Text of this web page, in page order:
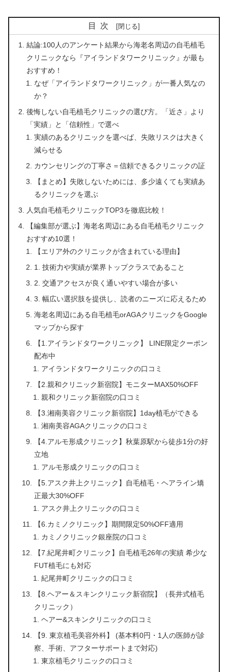
目次
結論:100人のアンケート結果から海老名周辺の自毛植毛
クリニックなら『アイランドタワークリニック』が最も
おすすめ！
なぜ「アイランドタワークリニック」が一番人気なの
か？
後悔しない自毛植毛クリニックの選び方。「近さ」より
「実績」と「信頼性」で選べ
実績のあるクリニックを選べば、失敗リスクは大きく
減らせる
カウンセリングの丁寧さ＝信頼できるクリニックの証
【まとめ】失敗しないためには、多少遠くても実績あ
るクリニックを選ぶ
人気自毛植毛クリニックTOP3を徹底比較！
【編集部が選ぶ】海老名周辺にある自毛植毛クリニック
おすすめ10選！
【エリア外のクリニックが含まれている理由】
1. 技術力や実績が業界トップクラスであること
2. 交通アクセスが良く通いやすい場合が多い
3. 幅広い選択肢を提供し、読者のニーズに応えるため
海老名周辺にある自毛植毛orAGAクリニックをGoogle
マップから探す
【1.アイランドタワークリニック】 LINE限定クーポン
配布中
アイランドタワークリニックの口コミ
【2.親和クリニック新宿院】モニターMAX50%OFF
親和クリニック新宿院の口コミ
【3.湘南美容クリニック新宿院】1day植毛ができる
湘南美容AGAクリニックの口コミ
【4.アルモ形成クリニック】秋葉原駅から徒歩1分の好
立地
アルモ形成クリニックの口コミ
【5.アスク井上クリニック】自毛植毛・ヘアライン矯
正最大30%OFF
アスク井上クリニックの口コミ
【6.カミノクリニック】期間限定50%OFF適用
カミノクリニック銀座院の口コミ
【7.紀尾井町クリニック】自毛植毛26年の実績 希少な
FUT植毛にも対応
紀尾井町クリニックの口コミ
【8.ヘアー＆スキンクリニック新宿院】（長井式植毛
クリニック）
ヘアー&スキンクリニックの口コミ
【9. 東京植毛美容外科】 (基本料0円・1人の医師が診
察、手術、アフターサポートまで対応)
東京植毛クリニックの口コミ